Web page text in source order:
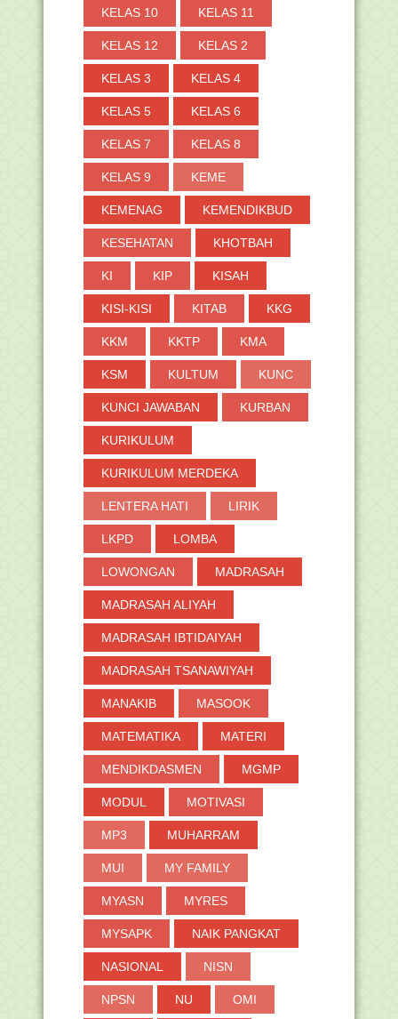
2019(691)
►2018(264)
►2017(371)
2016(2)
KELAS 10 KELAS 11
KELAS 12 KELAS 2
KELAS 3 KELAS 4
KELAS 5 KELAS 6
KELAS 7 KELAS 8
KELAS 9 KEME
KEMENAG KEMENDIKBUD
KESEHATAN KHOTBAH
KI KIP KISAH
KISI-KISI KITAB KKG
KKM KKTP KMA
KSM KULTUM KUNC
KUNCI JAWABAN KURBAN
KURIKULUM
KURIKULUM MERDEKA
LENTERA HATI LIRIK
LKPD LOMBA
LOWONGAN MADRASAH
MADRASAH ALIYAH
MADRASAH IBTIDAIYAH
MADRASAH TSANAWIYAH
MANAKIB MASOOK
MATEMATIKA MATERI
MENDIKDASMEN MGMP
MODUL MOTIVASI
MP3 MUHARRAM
MUI MY FAMILY
MYASN MYRES
MYSAPK NAIK PANGKAT
NASIONAL NISN
NPSN NU OMI